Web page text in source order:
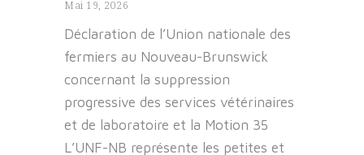
Mai 19, 2026
Déclaration de l’Union nationale des
fermiers au Nouveau-Brunswick
concernant la suppression
progressive des services vétérinaires
et de laboratoire et la Motion 35
L’UNF-NB représente les petites et